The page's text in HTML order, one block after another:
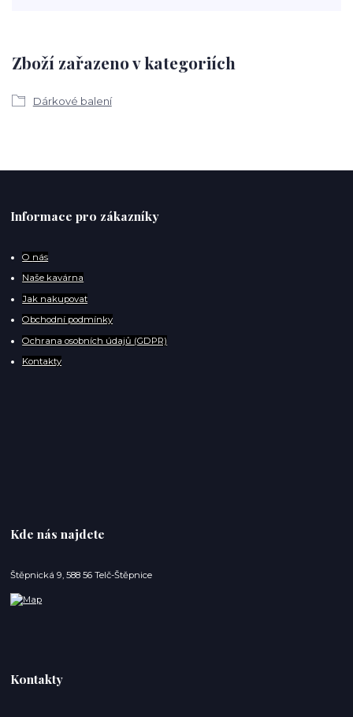
Zboží zařazeno v kategoriích
Dárkové balení
Informace pro zákazníky
O nás
Naše kavárna
Jak nakupovat
Obchodní podmínky
Ochrana osobních údajů (GDPR)
Kontakty
Kde nás najdete
Štěpnická 9, 588 56 Telč-Štěpnice
Kontakty